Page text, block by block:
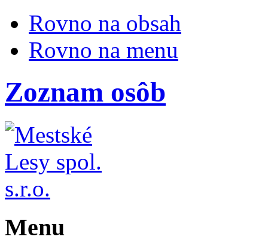
Rovno na obsah
Rovno na menu
Zoznam osôb
Menu